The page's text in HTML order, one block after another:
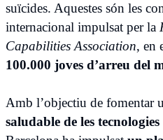
suïcides. Aquestes són les
internacional impulsat per la
Capabilities Association, en
100.000 joves d’arreu del
Amb l’objectiu de fomentar
saludable de les